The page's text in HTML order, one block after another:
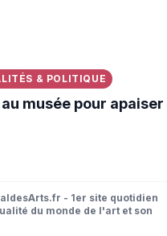
& POLITIQUE
musée pour
- 1er site quotidien
du monde de l'art et son